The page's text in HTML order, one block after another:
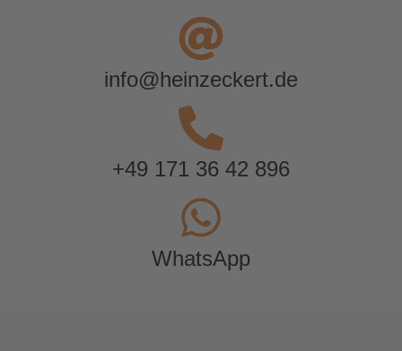
info@heinzeckert.de
+49 171 36 42 896
WhatsApp